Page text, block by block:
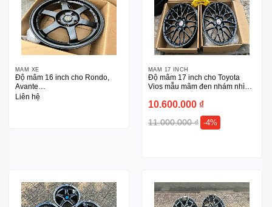
MÂM XE
Độ mâm 16 inch cho Rondo,
Avante…
Liên hệ
MÂM 17 INCH
Độ mâm 17 inch cho Toyota
Vios mẫu mâm đen nhám nhìu
10.600.000 ₫
11.000.000₫ -4%